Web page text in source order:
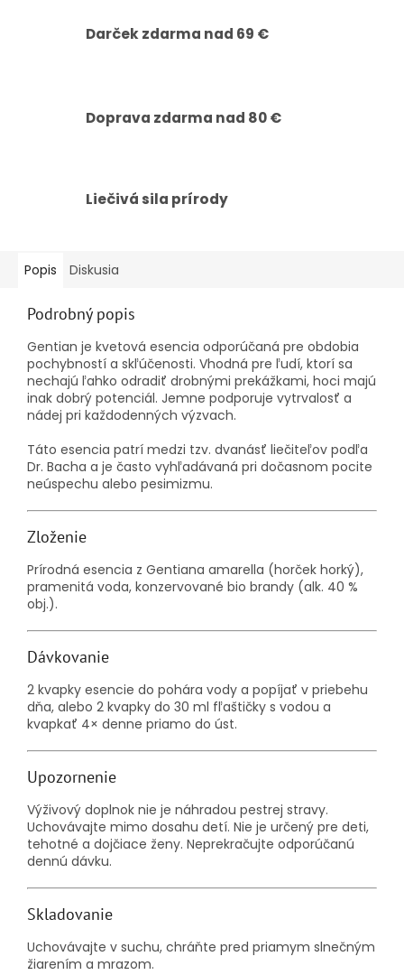
Darček zdarma nad 69 €
Doprava zdarma nad 80 €
Liečivá sila prírody
Popis Diskusia
Podrobný popis
Gentian je kvetová esencia odporúčaná pre obdobia
pochybností a skľúčenosti. Vhodná pre ľudí, ktorí sa
nechajú ľahko odradiť drobnými prekážkami, hoci majú
inak dobrý potenciál. Jemne podporuje vytrvalosť a
nádej pri každodenných výzvach.
Táto esencia patrí medzi tzv. dvanásť liečiteľov podľa
Dr. Bacha a je často vyhľadávaná pri dočasnom pocite
neúspechu alebo pesimizmu.
Zloženie
Prírodná esencia z Gentiana amarella (horček horký),
pramenitá voda, konzervované bio brandy (alk. 40 %
obj.).
Dávkovanie
2 kvapky esencie do pohára vody a popíjať v priebehu
dňa, alebo 2 kvapky do 30 ml fľaštičky s vodou a
kvapkať 4× denne priamo do úst.
Upozornenie
Výživový doplnok nie je náhradou pestrej stravy.
Uchovávajte mimo dosahu detí. Nie je určený pre deti,
tehotné a dojčiace ženy. Neprekračujte odporúčanú
dennú dávku.
Skladovanie
Uchovávajte v suchu, chráňte pred priamym slnečným
žiarením a mrazom.